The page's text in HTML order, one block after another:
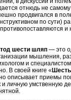
отнюдь не
продвигался в
по сути)
и
шести шляп — это
мышления,
и
В своей книге «
описывает приемы
и личную умственную